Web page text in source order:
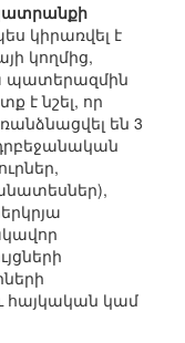
կիրառվել է
կողմից,
պատերազմին
է նշել, որ
են 3
հայկական կամ